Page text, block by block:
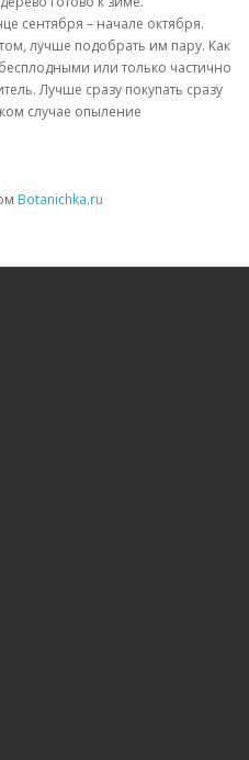
сентября – начале октября.
лучше подобрать им пару. Как
или только частично
Лучше сразу покупать сразу
случае опыление
Botanichka.ru